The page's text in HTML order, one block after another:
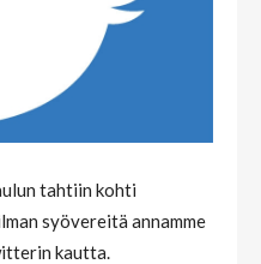
tahtiin kohti
syövereitä annamme
kautta.